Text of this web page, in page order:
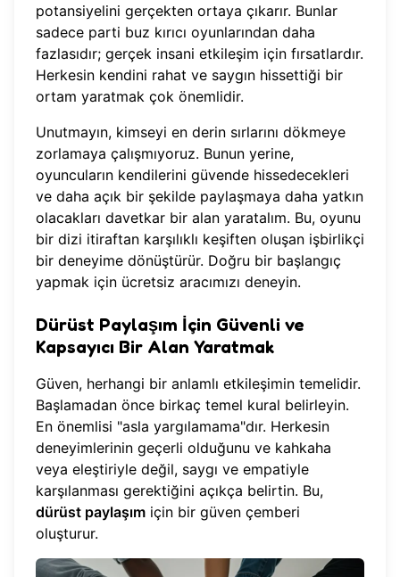
potansiyelini gerçekten ortaya çıkarır. Bunlar
sadece parti buz kırıcı oyunlarından daha
fazlasıdır; gerçek insani etkileşim için fırsatlardır.
Herkesin kendini rahat ve saygın hissettiği bir
ortam yaratmak çok önemlidir.
Unutmayın, kimseyi en derin sırlarını dökmeye
zorlamaya çalışmıyoruz. Bunun yerine,
oyuncuların kendilerini güvende hissedecekleri
ve daha açık bir şekilde paylaşmaya daha yatkın
olacakları davetkar bir alan yaratalım. Bu, oyunu
bir dizi itiraftan karşılıklı keşiften oluşan işbirlikçi
bir deneyime dönüştürür. Doğru bir başlangıç
yapmak için ücretsiz aracımızı deneyin.
Dürüst Paylaşım İçin Güvenli ve
Kapsayıcı Bir Alan Yaratmak
Güven, herhangi bir anlamlı etkileşimin temelidir.
Başlamadan önce birkaç temel kural belirleyin.
En önemlisi "asla yargılamama"dır. Herkesin
deneyimlerinin geçerli olduğunu ve kahkaha
veya eleştiriyle değil, saygı ve empatiyle
karşılanması gerektiğini açıkça belirtin. Bu,
dürüst paylaşım için bir güven çemberi
oluşturur.